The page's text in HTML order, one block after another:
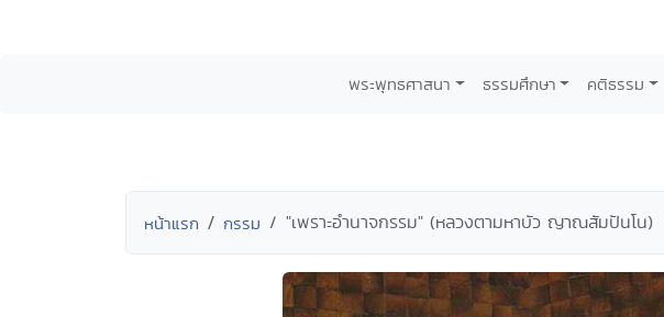
พระพุทธศาสนา ธรรมศึกษา คติธรรม
หน้าแรก กรรม "เพราะอำนาจกรรม" (หลวงตามหาบัว ญาณสัมปันโน)